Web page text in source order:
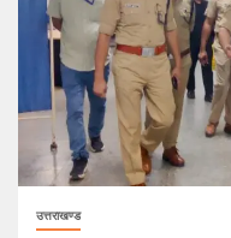
उत्तराखण्ड